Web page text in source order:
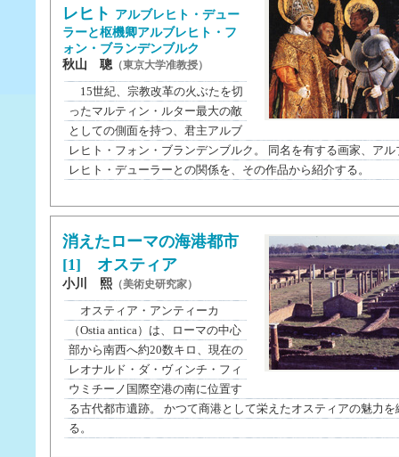
レヒト アルブレヒト・デュー
ラーと枢機卿アルブレヒト・フ
ォン・ブランデンブルク
秋山 聰（東京大学准教授）
15世紀、宗教改革の火ぶたを切
ったマルティン・ルター最大の敵
としての側面を持つ、君主アルブ
レヒト・フォン・ブランデンブルク。 同名を有する画家、アル
レヒト・デューラーとの関係を、その作品から紹介する。
消えたローマの海港都市
[1] オスティア
小川 熙 （美術史研究家）
オスティア・アンティーカ
（Ostia antica）は、ローマの中心
部から南西へ約20数キロ、現在の
レオナルド・ダ・ヴィンチ・フィ
ウミチーノ国際空港の南に位置す
る古代都市遺跡。 かつて商港として栄えたオスティアの魅力を
る。